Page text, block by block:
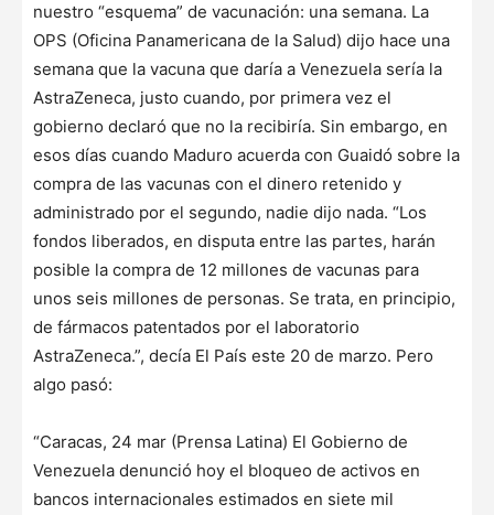
nuestro “esquema” de vacunación: una semana. La
OPS (Oficina Panamericana de la Salud) dijo hace una
semana que la vacuna que daría a Venezuela sería la
AstraZeneca, justo cuando, por primera vez el
gobierno declaró que no la recibiría. Sin embargo, en
esos días cuando Maduro acuerda con Guaidó sobre la
compra de las vacunas con el dinero retenido y
administrado por el segundo, nadie dijo nada. “Los
fondos liberados, en disputa entre las partes, harán
posible la compra de 12 millones de vacunas para
unos seis millones de personas. Se trata, en principio,
de fármacos patentados por el laboratorio
AstraZeneca.”, decía El País este 20 de marzo. Pero
algo pasó:
“Caracas, 24 mar (Prensa Latina) El Gobierno de
Venezuela denunció hoy el bloqueo de activos en
bancos internacionales estimados en siete mil